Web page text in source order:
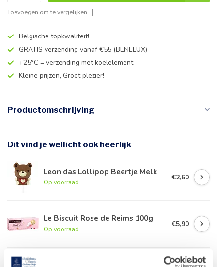
Toevoegen om te vergelijken
Belgische topkwaliteit!
GRATIS verzending vanaf €55 (BENELUX)
+25°C = verzending met koelelement
Kleine prijzen, Groot plezier!
Productomschrijving
Dit vind je wellicht ook heerlijk
Leonidas Lollipop Beertje Melk
Op voorraad
€2,60
Le Biscuit Rose de Reims 100g
Op voorraad
€5,90